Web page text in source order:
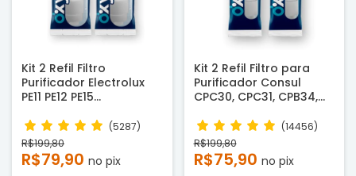
Kit 2 Refil Filtro
Purificador Electrolux
PE11 PE12 PE15
(5287)
R$199,80
R$79,90 no pix
Kit 2 Refil Filtro para
Purificador Consul
CPC30, CPC31, CPB34,
Compatível
(14456)
R$199,80
R$75,90 no pix